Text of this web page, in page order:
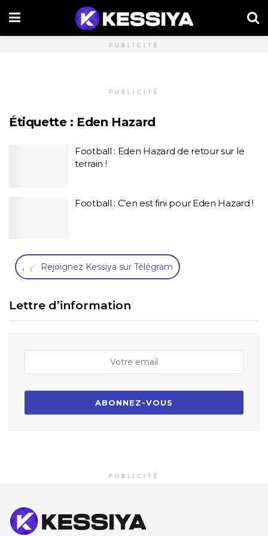
PUBLICITÉ
PUBLICITÉ
Étiquette : Eden Hazard
Football : Eden Hazard de retour sur le
terrain !
Football : C’en est fini pour Eden Hazard !
, Rejoignez Kessiya sur Télégram
Lettre d’information
PUBLICITÉ